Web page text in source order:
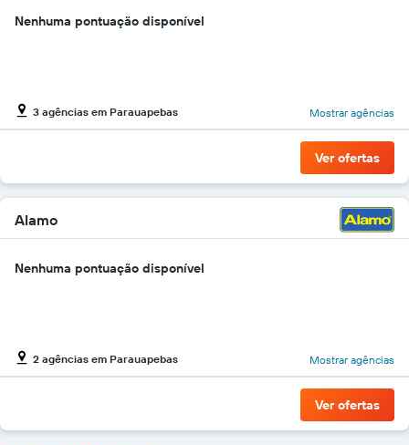
barato
para
as
Nenhuma pontuação disponível
3 agências em Parauapebas Mostrar agências
Ver ofertas
Alamo
Nenhuma pontuação disponível
2 agências em Parauapebas Mostrar agências
Ver ofertas